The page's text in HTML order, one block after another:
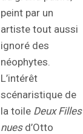
peint par un
artiste tout aussi
ignoré des
néophytes.
L’intérêt
scénaristique de
la toile Deux Filles
nuesd’Otto